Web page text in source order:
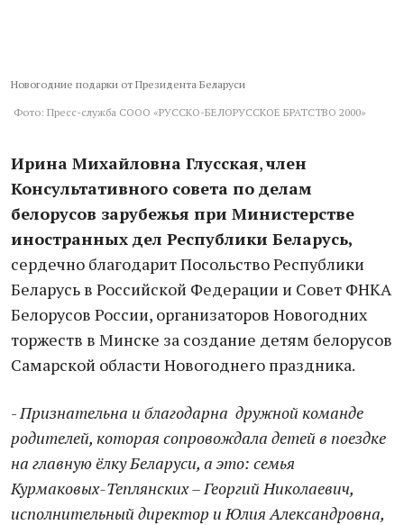
Новогодние подарки от Президента Беларуси
Фото: Пресс-служба СООО «РУССКО-БЕЛОРУССКОЕ БРАТСТВО 2000»
Ирина Михайловна Глусская,член
Консультативного совета по делам
белорусов зарубежья при Министерстве
иностранных дел Республики Беларусь,
сердечно благодарит Посольство Республики
Беларусь в Российской Федерации и Совет ФНКА
Белорусов России, организаторов Новогодних
торжеств в Минске за создание детям белорусов
Самарской области Новогоднего праздника.
-Признательна и благодарна дружной команде
родителей, которая сопровождала детей в поездке
на главную ёлку Беларуси, а это: семья
Курмаковых-Теплянских – Георгий Николаевич,
исполнительный директор и Юлия Александровна,